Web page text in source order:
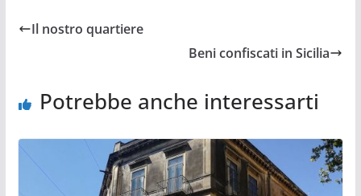
Il nostro quartiere
Beni confiscati in Sicilia
Potrebbe anche interessarti